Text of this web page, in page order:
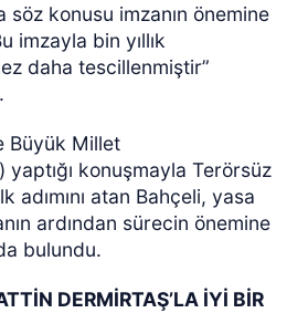
söz konusu imzanın önemine
imzayla bin yıllık
daha tescillenmiştir”
Büyük Millet
konuşmayla Terörsüz
adımını atan Bahçeli, yasa
ardından sürecin önemine
bulundu.
DERMİRTAŞ’LA İYİ BİR